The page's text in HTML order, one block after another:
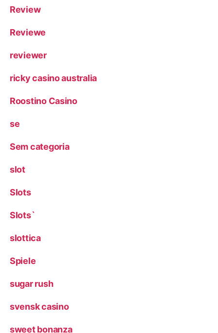
Review
Reviewe
reviewer
ricky casino australia
Roostino Casino
se
Sem categoria
slot
Slots
Slots`
slottica
Spiele
sugar rush
svensk casino
sweet bonanza